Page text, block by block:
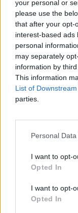
your personal or
please use the
that after your opt-
interest-based ads
personal
may separately
information by
This information
List of
parties.
Personal
I want to opt-
Opted In
I want to opt-
Opted In
Krzysztof Jabłonowski
Dzisiaj 09:37
2 min
Kraj